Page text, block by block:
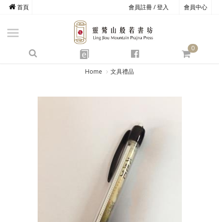
會員註冊 / 登入 會員中心
首頁
e
0
商品總覽
心道書庫
靈鷲叢書
Home 文具禮品